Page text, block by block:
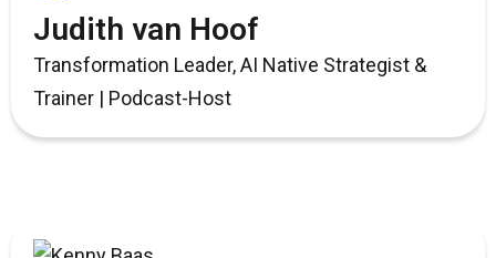
Judith van Hoof
Transformation Leader, AI Native Strategist &
Trainer | Podcast-Host